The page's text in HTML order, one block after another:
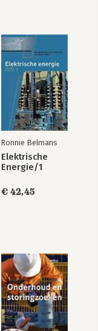
Ronnie Belmans
Elektrische
Energie/1
€ 42,45